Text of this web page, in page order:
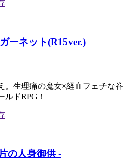
ーネット(R15ver.)
。生理痛の魔女×経血フェチな眷
ルドRPG！
の人身御供 -